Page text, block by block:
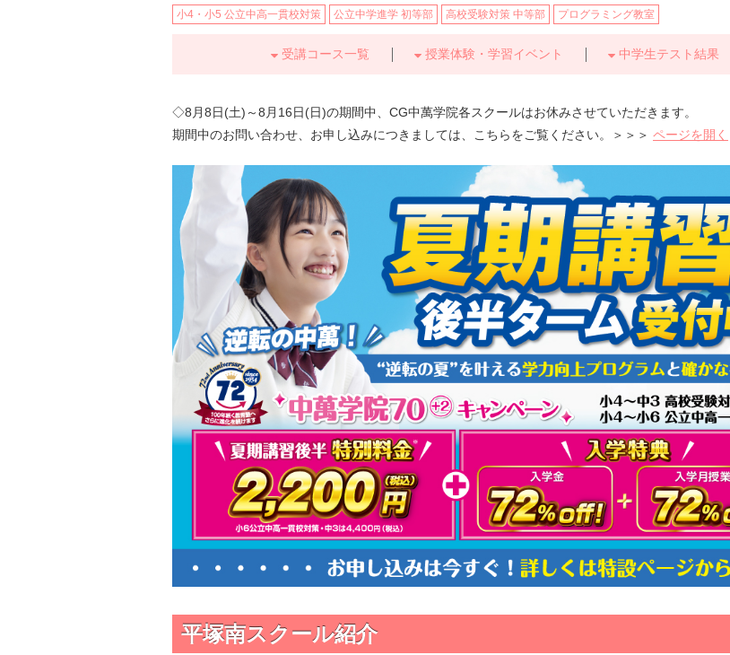
小4・小5 公立中高一貫校対策 公立中学進学 初等部 高校受験対策 中等部 プログラミング教室
受講コース一覧 授業体験・学習イベント 中学生テスト結果
◇8月8日(土)～8月16日(日)の期間中、CG中萬学院各スクールはお休みさせていただきます。
期間中のお問い合わせ、お申し込みにつきましては、こちらをご覧ください。＞＞＞ ページを開く
平塚南スクール紹介